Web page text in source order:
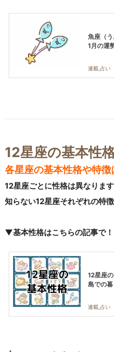
魚座（
1月の運
連載,占い
12星座の基本性
各星座の基本性格や特徴
12星座ごとに性格は異なりま
知らない12星座それぞれの特
▼基本性格はこちらの記事で！
12星座
島での
連載,占い